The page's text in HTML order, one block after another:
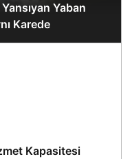
Yaban
Karede
Kapasitesi